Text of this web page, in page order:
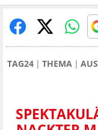
TAG24 THEMA